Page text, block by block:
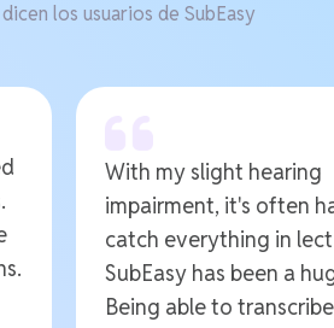
los usuarios de SubEasy
With my slight hearing
impairment, it's often
catch everything in
SubEasy has been a
Being able to